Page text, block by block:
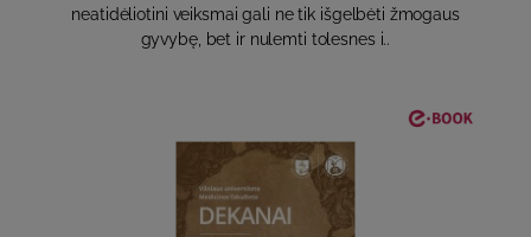
neatidėliotini veiksmai gali ne tik išgelbėti žmogaus
gyvybę, bet ir nulemti tolesnes i..